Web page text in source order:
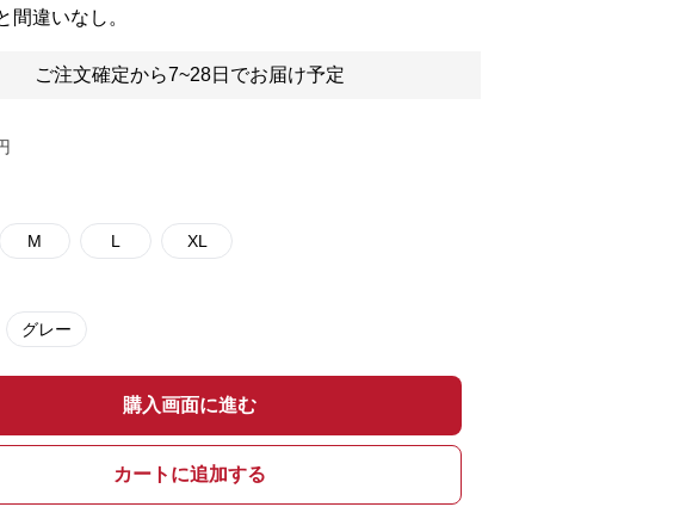
間違いなし。
ご注文確定から7~28日でお届け予定
M L XL
グレー
購入画面に進む
カートに追加する